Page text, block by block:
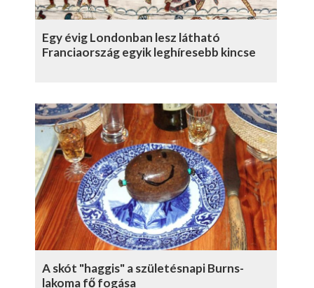
Egy évig Londonban lesz látható
Franciaország egyik leghíresebb kincse
A skót "haggis" a születésnapi Burns-
lakoma fő fogása